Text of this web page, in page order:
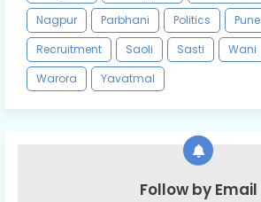
Nagpur
Parbhani Politics Pune
Recruitment
Saoli Sasti Wani
Warora
Yavatmal
Follow by Email